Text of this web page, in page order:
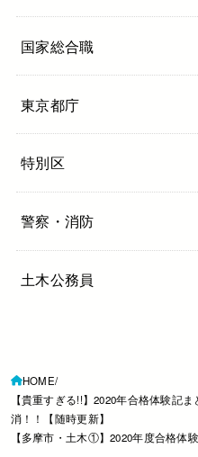
国家総合職
東京都庁
特別区
警察・消防
土木公務員
HOME
【貴重すぎる!!】2020年合格体験記
消！！【随時更新】
【多摩市・土木①】2020年度合格体